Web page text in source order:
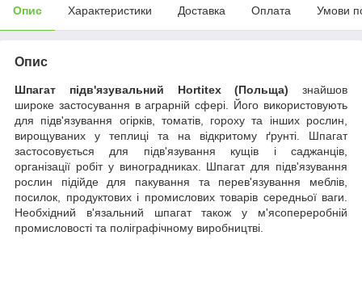
Опис Характеристики Доставка Оплата Умови
Опис
Шпагат підв'язувальний Hortitex (Польща) знайшов
широке застосування в аграрній сфері. Його використовують
для підв'язування огірків, томатів, гороху та інших рослин,
вирощуваних у теплиці та на відкритому ґрунті. Шпагат
застосовується для підв'язування кущів і саджанців,
організації робіт у виноградниках. Шпагат для підв'язування
рослин підійде для пакування та перев'язування меблів,
посилок, продуктових і промислових товарів середньої ваги.
Необхідний в'язальний шпагат також у м'ясопереробній
промисловості та поліграфічному виробництві.